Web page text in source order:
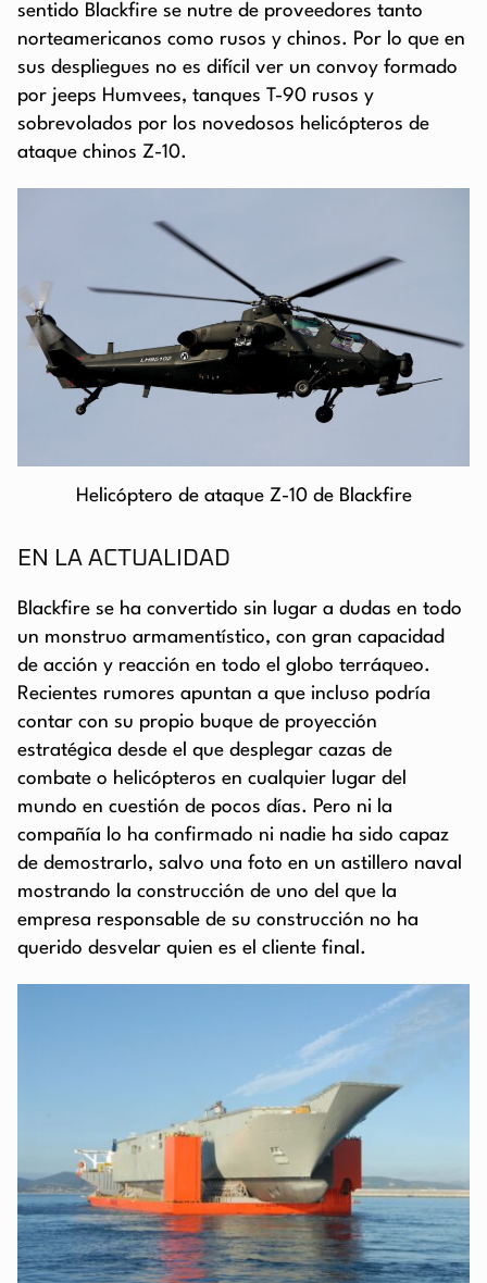
sentido Blackfire se nutre de proveedores tanto
norteamericanos como rusos y chinos. Por lo que en
sus despliegues no es difícil ver un convoy formado
por jeeps Humvees, tanques T-90 rusos y
sobrevolados por los novedosos helicópteros de
ataque chinos Z-10.
Helicóptero de ataque Z-10 de Blackfire
EN LA ACTUALIDAD
Blackfire se ha convertido sin lugar a dudas en todo
un monstruo armamentístico, con gran capacidad
de acción y reacción en todo el globo terráqueo.
Recientes rumores apuntan a que incluso podría
contar con su propio buque de proyección
estratégica desde el que desplegar cazas de
combate o helicópteros en cualquier lugar del
mundo en cuestión de pocos días. Pero ni la
compañía lo ha confirmado ni nadie ha sido capaz
de demostrarlo, salvo una foto en un astillero naval
mostrando la construcción de uno del que la
empresa responsable de su construcción no ha
querido desvelar quien es el cliente final.